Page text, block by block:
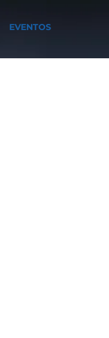
EVENTOS